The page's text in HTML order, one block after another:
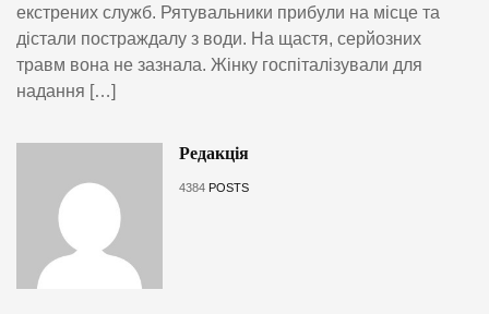
екстрених служб. Рятувальники прибули на місце та
дістали постраждалу з води. На щастя, серйозних
травм вона не зазнала. Жінку госпіталізували для
надання […]
Редакція
4384 POSTS